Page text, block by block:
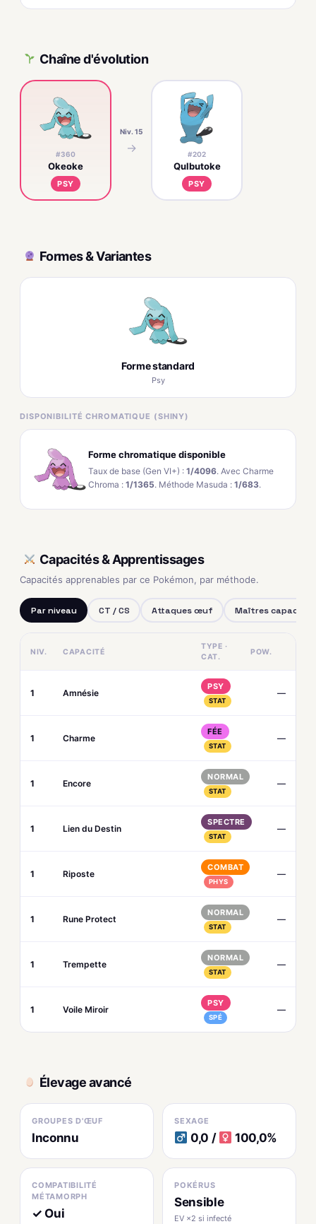
Chaîne d'évolution
#360
Okeoke
PSY
Niv. 15
→ #202
Qulbutoke
PSY
Formes & Variantes
Forme standard
Psy
DISPONIBILITÉ CHROMATIQUE (SHINY)
Forme chromatique disponible
Taux de base (Gen VI+) : 1/4096. Avec Charme
Chroma : 1/1365. Méthode Masuda : 1/683.
Capacités & Apprentissages
Capacités apprenables par ce Pokémon, par méthode.
Par niveau CT / CS Attaques œuf Maîtres capacités
NIV. CAPACITÉ
TYPE ·
CAT.
POW.
1 Amnésie
PSY
STAT
—
1 Charme
FÉE
STAT
—
1 Encore
NORMAL
STAT
—
1 Lien du Destin
SPECTRE
STAT
—
1 Riposte
COMBAT
PHYS
—
1 Rune Protect
NORMAL
STAT
—
1 Trempette
NORMAL
STAT
—
1 Voile Miroir
PSY
SPÉ
—
Élevage avancé
GROUPES D'ŒUF
Inconnu
SEXAGE
0,0 / 100,0%
COMPATIBILITÉ
MÉTAMORPH
✓ Oui
POKÉRUS
Sensible
EV ×2 si infecté